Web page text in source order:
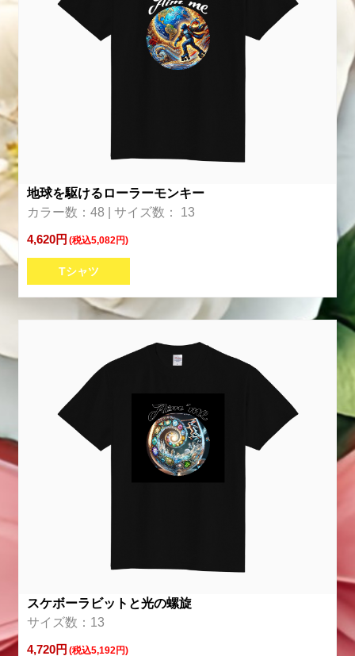
地球を駆けるローラーモンキー
カラー数：48 | サイズ数： 13
4,620円 (税込5,082円)
Tシャツ
スケボーラビットと光の螺旋
サイズ数：13
4,720円 (税込5,192円)